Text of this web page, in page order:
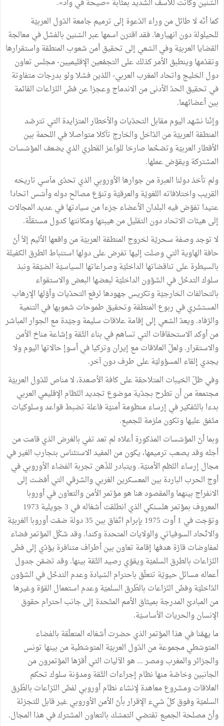
السّنين وكانت للأسف الشّديد بمثابة «صيحة في واد».
كما أنّه لا طائل من وراء الدّعوة إلى ترميم جامعة الدّول العربيّة
للحيلولة دون انهيارها. فقد اقترن اسمها عبر السّنين بالفشل في معالجة
القضايا العربيّة وفي السّعي إلى تحقيق أمن شعوب المنطقة واستقرارها
وتقدّمها وينطبق الأمر كذلك على التجمّعين الإقليميين- مجلس تعاون
دول الخليج واتحاد المغرب العربي- اللذين فشلا ولو بدرجات متفاوتة
في تحقيق الحدّ الأدنى من الاندماج وعجزا عن فضّ النّزاعات القائمة
بين أعضائهما.
وإنّنا نشهد اليوم مقابل التحدّيات والأخطار المتزايدة التي تترصّد
المنطقة العربيّة من الدّاخل والخارج تآكلا متواصلا في اللحمة بين
الأقطار العربيّة وتضخّما صارخا للواعز القطري الذي يضعف المؤسّسات
المشتركة ويقوّض عملها.
ولم تأخذ دولنا العبرة من جوارها الأوروبي الذي تحدّى مآسي تاريخه
القريب واختلافاته اللغويّة والعرقيّة وتنوّع مصالح دوله وأسّس اتحادا
عتيدا تفوّض فيه البلدان الأعضاء جزءا من سيادتها في عديد المجالات
إلى هيئات الاتحاد دون التقليل من هيبتها ومكانتها كدول مستقلّة.
لا توجد وصفة سحريّة لخروج المنطقة العربيّة من واقعها الأليم إلاّ أنّ
حافة الهاوية التي وصلت إليها تفرض على دولها استنباط الطرق الكفيلة
بالسيطرة على تناقضاتها الداخليّة وصراعاتها السياسيّة الضيّقة ونبذ
سلوك التدخّل في الشؤون الداخليّة لبعضها البعض والاستقواء
بالتحالفات الخارجيّة وتكريس جهودها لرفع التحدّيات وأوّلها الإرهاب
المستشري في ربوع المنطقة وتحقيق طموحات شعوبها في التنمية
والرّفاه. ويعدّ السّعي إلى إقامة علاقات سليمة وجيّدة مع الجوار المباشر
من أوكد الاستحقاقات التي تساهم في بناء الثّقة وإشاعة مناخ الأمن
والاستقرار. ولعلّ العلاقات مع إيران وتركيا في أسوإ حالاتها اليوم ولا
يجدي إلقاء المسؤوليّة على طرف دون آخر.
وفي ظلّ الخيبات المتلاحقة على كافة الأصعدة، لا مناص للدّول العربيّة
مجتمعة من أن تطرح بجدّية موضوع تجديد النّظام الإقليمي العربي
بدءا بالتّفكير في إرساء منظومة أمنيّة فاعلة تضبط قواعد وسلوكيات
متّفق عليها وتكون ملزمة للجميع.
وبما أنّ المؤسّسات المذكورة أعلاه لم تعد تفي بالغرض الذي قامت من
أجله وقد يصعب ترميمها، يكون من المفيد الاستئناس بتجارب الغير في
مجال إرساء النّظم الأمنيّة. ويتبادر للذّهن تجربة الفضاء الأوروبي في
أوج الحرب الباردة بين المعسكرين الغربي والشرقي التي أفضت إلى
الانفراج بينهما والمقصود هنا هو مؤتمر الأمن والتعاون في أوروبا
المعروف بمؤتمر هلسنكي الذي انطلقت أشغاله في 3 جويلية 1973
وتوّجت في 1 أوت 1975 بإبرام اتّفاق بين 35 دولة ضمّت أوروبا الغربيّة
والاتّحاد السوفياتي والولايات المتحدة وكندا. وقد شكّل المؤتمر فضاء
لمفاوضات قارّة هدفها إقامة تعاون بين أطراف متنافرة يؤدّي إلى فضّ
النّزاعات بالطرق السلميّة ويقوّي رصيد الثّقة بينها. وقد تضمّن جدول
أعماله مسائل حيويّة تتعلّق باحترام السّيادة وعدم التدخّل في الشؤون
الدّاخليّة وفضّ النّزاعات بالطّرق السلميّة وعدم استعمال القوّة وغيرها
من المبادئ المدرجة بميثاق الأمم المتّحدة إلى جانب احترام حقوق
الإنسان والحريات الأساسيّة.
ما يهمّنا في هذا المؤتمر الذي حضرت أشغاله المتعلّقة بالفضاء
المتوسّطي مجموعة من الدّول العربيّة المتوسّطية من بينها تونس
والجزائر والمغرب ومصر ... هو الآليات التي أقرّها المؤتمرون من
الجانبين وخاصّة منها نظام إجراءات الثّقة ومدوّنة سلوك تحكم
العلاقات ومشروع معاهدة لإنشاء نظام أوروبي لفضّ النّزاعات بالطّرق
السلميّة وفوق كلّ شيء الإقرار بأنّ الأمن الأوروبي غير قابل للتجزئة
وأنّ مصلحة الجميع تقتضي التمسّك بالتعاون المشترك في هذا المجال.